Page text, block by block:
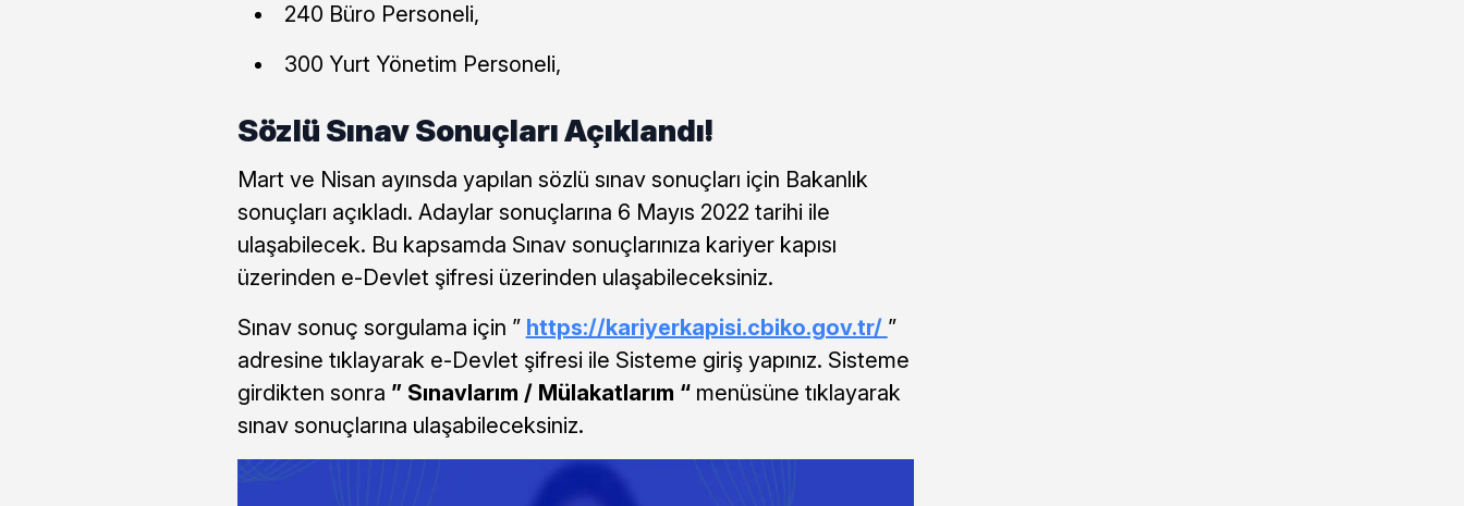
240 Büro Personeli,
300 Yurt Yönetim Personeli,
Sözlü Sınav Sonuçları Açıklandı!
Mart ve Nisan ayınsda yapılan sözlü sınav sonuçları için Bakanlık
sonuçları açıkladı. Adaylar sonuçlarına 6 Mayıs 2022 tarihi ile
ulaşabilecek. Bu kapsamda Sınav sonuçlarınıza kariyer kapısı
üzerinden e-Devlet şifresi üzerinden ulaşabileceksiniz.
Sınav sonuç sorgulama için ” https://kariyerkapisi.cbiko.gov.tr/ ”
adresine tıklayarak e-Devlet şifresi ile Sisteme giriş yapınız. Sisteme
girdikten sonra ” Sınavlarım / Mülakatlarım “menüsüne tıklayarak
sınav sonuçlarına ulaşabileceksiniz.